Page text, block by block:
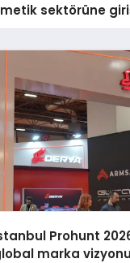
sektörüne
Prohunt
marka